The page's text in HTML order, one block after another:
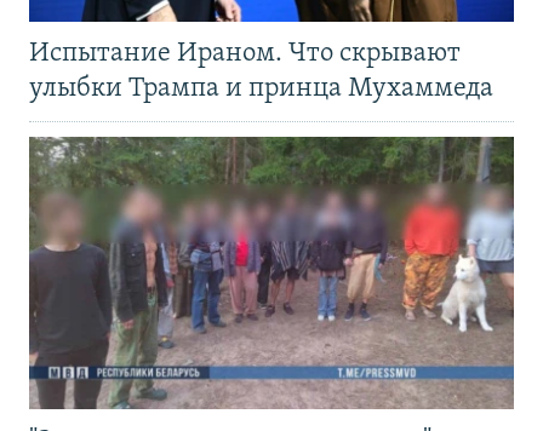
Испытание Ираном. Что скрывают
улыбки Трампа и принца Мухаммеда